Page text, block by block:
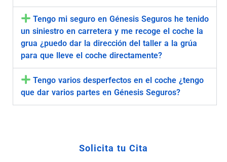
Tengo mi seguro en Génesis Seguros he tenido
un siniestro en carretera y me recoge el coche la
grua ¿puedo dar la dirección del taller a la grúa
para que lleve el coche directamente?
Tengo varios desperfectos en el coche ¿tengo
que dar varios partes en Génesis Seguros?
Solicita tu Cita